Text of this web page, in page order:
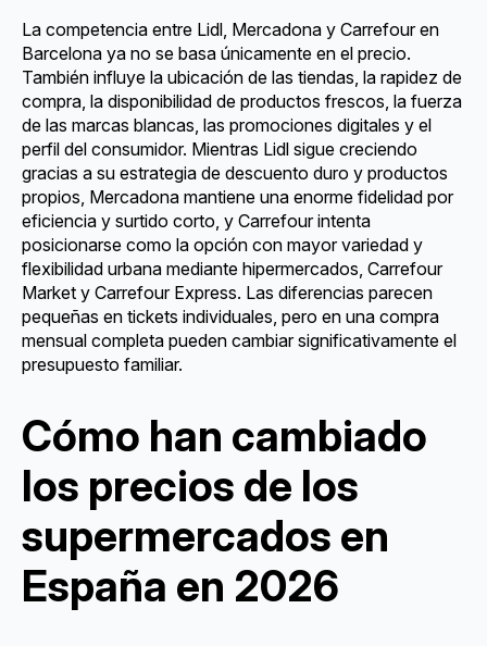
La competencia entre Lidl, Mercadona y Carrefour en
Barcelona ya no se basa únicamente en el precio.
También influye la ubicación de las tiendas, la rapidez de
compra, la disponibilidad de productos frescos, la fuerza
de las marcas blancas, las promociones digitales y el
perfil del consumidor. Mientras Lidl sigue creciendo
gracias a su estrategia de descuento duro y productos
propios, Mercadona mantiene una enorme fidelidad por
eficiencia y surtido corto, y Carrefour intenta
posicionarse como la opción con mayor variedad y
flexibilidad urbana mediante hipermercados, Carrefour
Market y Carrefour Express. Las diferencias parecen
pequeñas en tickets individuales, pero en una compra
mensual completa pueden cambiar significativamente el
presupuesto familiar.
Cómo han cambiado
los precios de los
supermercados en
España en 2026